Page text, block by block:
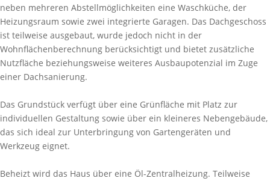
neben mehreren Abstellmöglichkeiten eine Waschküche, der
Heizungsraum sowie zwei integrierte Garagen. Das Dachgeschoss
ist teilweise ausgebaut, wurde jedoch nicht in der
Wohnflächenberechnung berücksichtigt und bietet zusätzliche
Nutzfläche beziehungsweise weiteres Ausbaupotenzial im Zuge
einer Dachsanierung.
Das Grundstück verfügt über eine Grünfläche mit Platz zur
individuellen Gestaltung sowie über ein kleineres Nebengebäude,
das sich ideal zur Unterbringung von Gartengeräten und
Werkzeug eignet.
Beheizt wird das Haus über eine Öl-Zentralheizung. Teilweise